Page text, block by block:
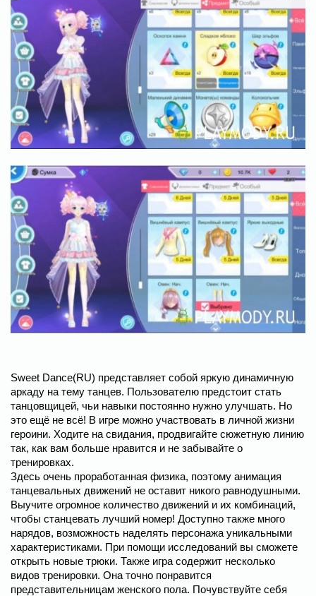
Sweet Dance(RU) представляет собой яркую динамичную
аркаду на тему танцев. Пользователю предстоит стать
танцовщицей, чьи навыки постоянно нужно улучшать. Но
это ещё не всё! В игре можно участвовать в личной жизни
героини. Ходите на свидания, продвигайте сюжетную линию
так, как вам больше нравится и не забывайте о
тренировках.
Здесь очень проработанная физика, поэтому анимация
танцевальных движений не оставит никого равнодушными.
Выучите огромное количество движений и их комбинаций,
чтобы станцевать лучший номер! Доступно также много
нарядов, возможность наделять персонажа уникальными
характеристиками. При помощи исследований вы сможете
открыть новые трюки. Также игра содержит несколько
видов тренировки. Она точно понравится
представительницам женского пола. Почувствуйте себя